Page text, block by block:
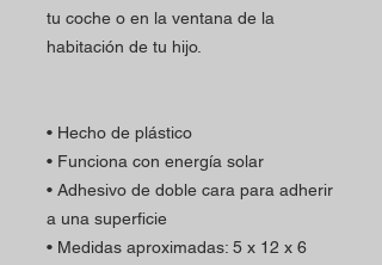
tu coche o en la ventana de la
habitación de tu hijo.
• Hecho de plástico
• Funciona con energía solar
• Adhesivo de doble cara para adherir
a una superficie
• Medidas aproximadas: 5 x 12 x 6